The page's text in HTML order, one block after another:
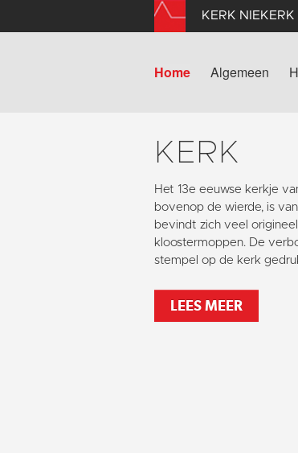
KERK NIEKERK
Home Algemeen
KERK
Het 13e eeuwse kerkje
bovenop de wierde, is
bevindt zich veel
kloostermoppen. De
stempel op de kerk
LEES MEER